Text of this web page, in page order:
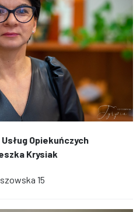
Opiekuńczych
Krysiak
15